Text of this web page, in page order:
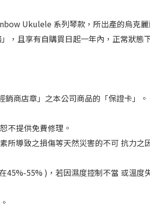
Ukulele 系列琴款，所出產的烏克麗
，且享有自購買日起一年內，正常狀態
商店章」之本公司商品的「保證卡」。
不提供免費修理。
導致之損傷等天然災害的不可 抗力之
55% )，若因濕度控制不當 或溫度